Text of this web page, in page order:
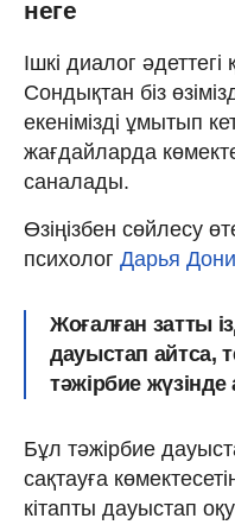
неге
Ішкі диалог
Сондықтан біз
екенімізді ұмытып
жағдайларда
саналады.
Өзіңізбен сөйлесу
психолог Дарья
Жоғалған затты
дауыстап айтса,
тәжірбие
Бұл тәжірбие
сақтауға
кітапты дауыстап